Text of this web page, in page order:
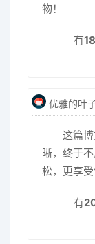
物！
有18
优雅的叶
这篇
晰，终于
松，更享受
有